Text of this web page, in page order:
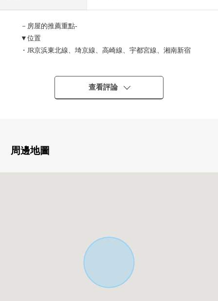
－房屋的推薦重點-
▼位置
・JR京浜東北線、埼京線、高崎線、宇都宮線、湘南新宿
"赤羽"車站步行8分鐘
・東京地鐵南北線"赤羽岩淵"車站步行8分鐘
・幾個2車站線路能利用，是便於通勤、上學的位置
・建築面積：229.96平方公尺
・作業效率好的L字型的廚房
查看評論
周邊地圖